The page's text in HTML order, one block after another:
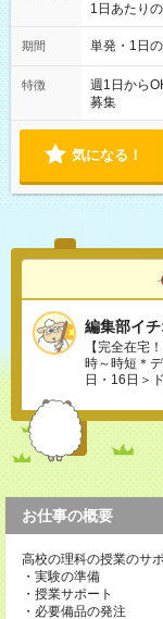
1日あたり
勤務 勤務：月・
可能です！ ※1日あたりの最大実働時間は日勤、夜勤共に勤務し
期間 単発・1日
特徴
週1日から
募集
気になる！
編集部イ
【完全在宅
時～時短＊
日・16日＞
お仕事の概要
高校の理科の授業のサ
・実験の準備
・授業サポート
・必要備品の発注